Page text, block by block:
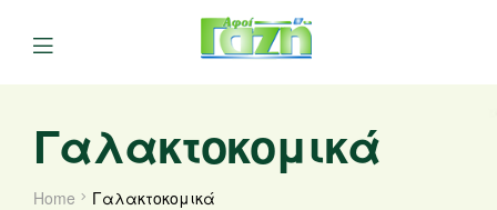
Γαλακτοκομικά
Home Γαλακτοκομικά